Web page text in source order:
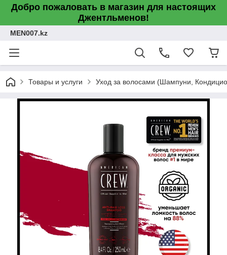
Добро пожаловать в магазин для настоящих
Джентльменов!
MEN007.kz
Товары и услуги Уход за волосами (Шампуни,